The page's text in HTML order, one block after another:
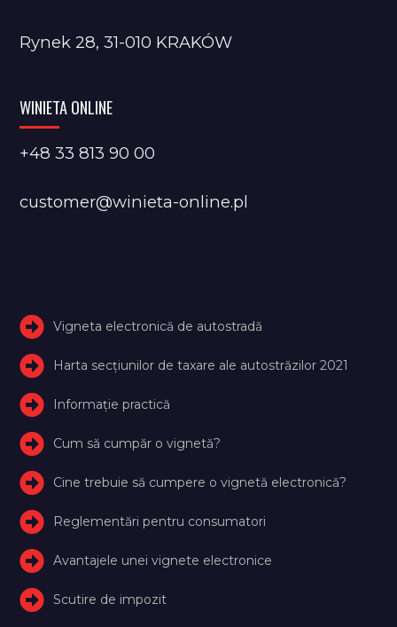
Rynek 28, 31-010 KRAKÓW
WINIETA ONLINE
+48 33 813 90 00
customer@winieta-online.pl
Vigneta electronică de autostradă
Harta secțiunilor de taxare ale autostrăzilor 2021
Informație practică
Cum să cumpăr o vignetă?
Cine trebuie să cumpere o vignetă electronică?
Reglementări pentru consumatori
Avantajele unei vignete electronice
Scutire de impozit